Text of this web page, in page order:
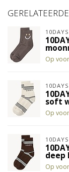
10DAYS
Op
10DAYS
soft
Op
10DAYS
deep
Op